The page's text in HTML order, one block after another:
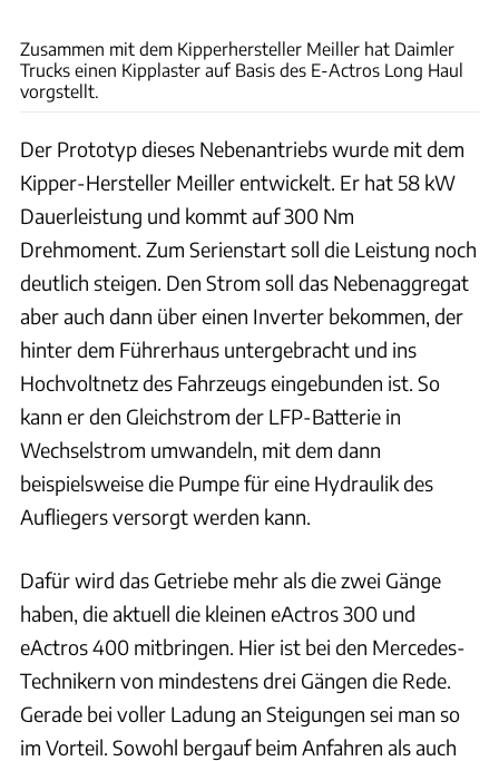
Zusammen mit dem Kipperhersteller Meiller hat Daimler
Trucks einen Kipplaster auf Basis des E-Actros Long Haul
vorgstellt.
Der Prototyp dieses Nebenantriebs wurde mit dem
Kipper-Hersteller Meiller entwickelt. Er hat 58 kW
Dauerleistung und kommt auf 300 Nm
Drehmoment. Zum Serienstart soll die Leistung noch
deutlich steigen. Den Strom soll das Nebenaggregat
aber auch dann über einen Inverter bekommen, der
hinter dem Führerhaus untergebracht und ins
Hochvoltnetz des Fahrzeugs eingebunden ist. So
kann er den Gleichstrom der LFP-Batterie in
Wechselstrom umwandeln, mit dem dann
beispielsweise die Pumpe für eine Hydraulik des
Aufliegers versorgt werden kann.
Dafür wird das Getriebe mehr als die zwei Gänge
haben, die aktuell die kleinen eActros 300 und
eActros 400 mitbringen. Hier ist bei den Mercedes-
Technikern von mindestens drei Gängen die Rede.
Gerade bei voller Ladung an Steigungen sei man so
im Vorteil. Sowohl bergauf beim Anfahren als auch